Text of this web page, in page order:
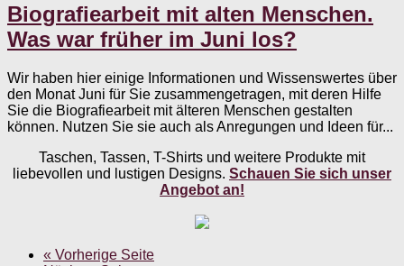
Biografiearbeit mit alten Menschen.
Was war früher im Juni los?
Wir haben hier einige Informationen und Wissenswertes über
den Monat Juni für Sie zusammengetragen, mit deren Hilfe
Sie die Biografiearbeit mit älteren Menschen gestalten
können. Nutzen Sie sie auch als Anregungen und Ideen für...
Taschen, Tassen, T-Shirts und weitere Produkte mit
liebevollen und lustigen Designs. Schauen Sie sich unser
Angebot an!
« Vorherige Seite